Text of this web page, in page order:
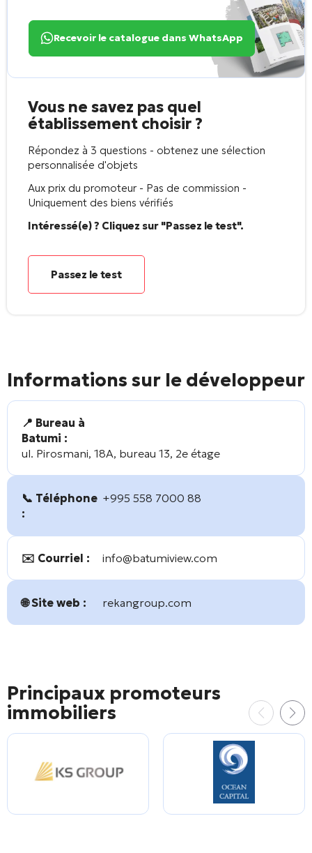
Recevoir le catalogue dans WhatsApp
Vous ne savez pas quel
établissement choisir ?
Répondez à 3 questions - obtenez une sélection
personnalisée d'objets
Aux prix du promoteur - Pas de commission -
Uniquement des biens vérifiés
Intéressé(e) ? Cliquez sur "Passez le test".
Passez le test
Informations sur le développeur
📍 Bureau à
Batumi :
ul. Pirosmani, 18A, bureau 13, 2e étage
📞 Téléphone
:
+995 558 7000 88
✉️ Courriel : info@batumiview.com
🌐 Site web : rekangroup.com
Principaux promoteurs
immobiliers